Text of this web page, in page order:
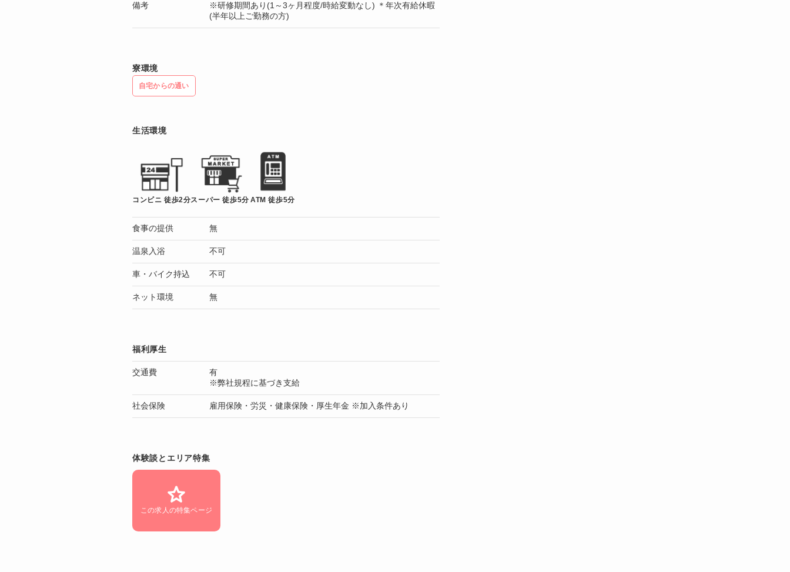
備考
※研修期間あり(1～3ヶ月程度/時給変動なし) ＊年次有給休暇
(半年以上ご勤務の方)
寮環境
自宅からの通い
生活環境
コンビニ 徒歩2分スーパー 徒歩5分 ATM 徒歩5分
食事の提供 無
温泉入浴 不可
車・バイク持込 不可
ネット環境 無
福利厚生
交通費
有
※弊社規程に基づき支給
社会保険 雇用保険・労災・健康保険・厚生年金 ※加入条件あり
体験談とエリア特集
この求人の特集ページ